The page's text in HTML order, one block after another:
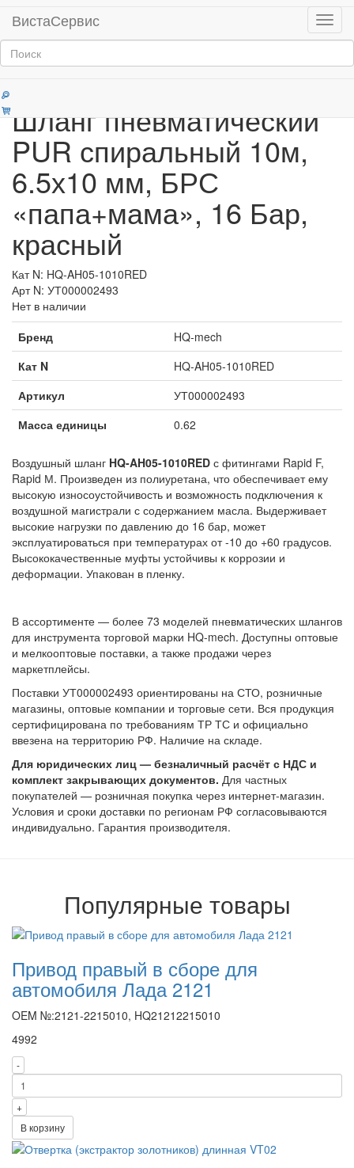
Меню
ВистаСервис
Главная
Продукция
Пневматические шланги для инструмента
Шланг пневматический
PUR спиральный 10м,
6.5х10 мм, БРС
«папа+мама», 16 Бар,
красный
Кат N: HQ-AH05-1010RED
Арт N: УТ000002493
Нет в наличии
Бренд
HQ-mech
Кат N
HQ-AH05-1010RED
Артикул
УТ000002493
Масса единицы
0.62
Воздушный шланг HQ-AH05-1010RED с фитингами Rapid F,
Rapid М. Произведен из полиуретана, что обеспечивает ему
высокую износоустойчивость и возможность подключения к
воздушной магистрали с содержанием масла. Выдерживает
высокие нагрузки по давлению до 16 бар, может
эксплуатироваться при температурах от -10 до +60 градусов.
Высококачественные муфты устойчивы к коррозии и
деформации. Упакован в пленку.
В ассортименте — более 73 моделей пневматических шлангов
для инструмента торговой марки HQ-mech. Доступны оптовые
и мелкооптовые поставки, а также продажи через
маркетплейсы.
Поставки УТ000002493 ориентированы на СТО, розничные
магазины, оптовые компании и торговые сети. Вся продукция
сертифицирована по требованиям ТР ТС и официально
ввезена на территорию РФ. Наличие на складе.
Для юридических лиц — безналичный расчёт с НДС и
комплект закрывающих документов. Для частных
покупателей — розничная покупка через интернет-магазин.
Условия и сроки доставки по регионам РФ согласовываются
индивидуально. Гарантия производителя.
Популярные товары
Привод правый в сборе для
автомобиля Лада 2121
OEM №:2121-2215010, HQ21212215010
4992
-
+
В корзину